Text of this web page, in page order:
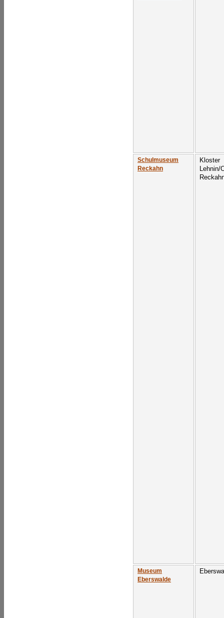
Schulmuseum
Reckahn
Kloster
Lehnin/
Museum
Eberswalde